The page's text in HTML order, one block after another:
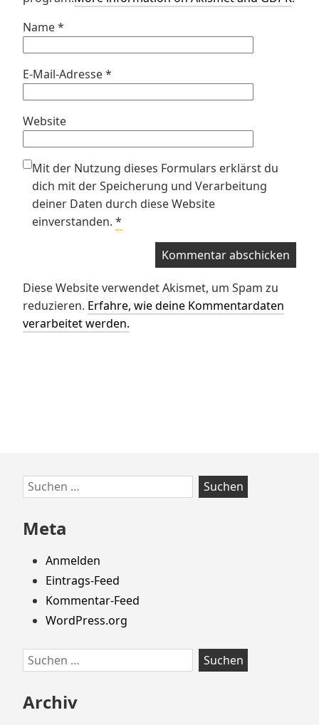
Name*
E-Mail-Adresse*
Website
Mit der Nutzung dieses Formulars erklärst du
dich mit der Speicherung und Verarbeitung
deiner Daten durch diese Website
einverstanden. *
Diese Website verwendet Akismet, um Spam zu
reduzieren. Erfahre, wie deine Kommentardaten
verarbeitet werden.
Zum
Footer
springen
Suchen
nach:
Meta
Anmelden
Eintrags-Feed
Kommentar-Feed
WordPress.org
Suchen
nach:
Archiv